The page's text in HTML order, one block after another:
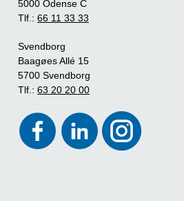
5000 Odense C
Tlf.: 66 11 33 33
Svendborg
Baagøes Allé 15
5700 Svendborg
Tlf.: 63 20 20 00